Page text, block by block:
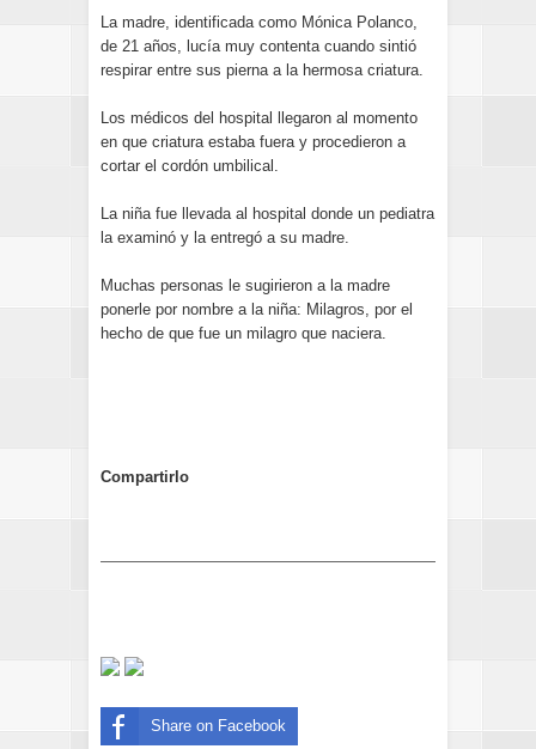
La madre, identificada como Mónica Polanco,
de 21 años, lucía muy contenta cuando sintió
respirar entre sus pierna a la hermosa criatura.
Los médicos del hospital llegaron al momento
en que criatura estaba fuera y procedieron a
cortar el cordón umbilical.
La niña fue llevada al hospital donde un pediatra
la examinó y la entregó a su madre.
Muchas personas le sugirieron a la madre
ponerle por nombre a la niña: Milagros, por el
hecho de que fue un milagro que naciera.
Compartirlo
Share on Facebook